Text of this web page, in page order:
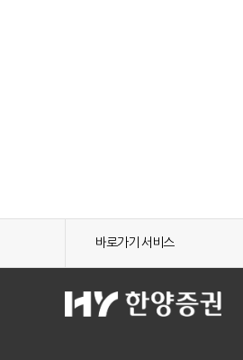
바로가기 서비스